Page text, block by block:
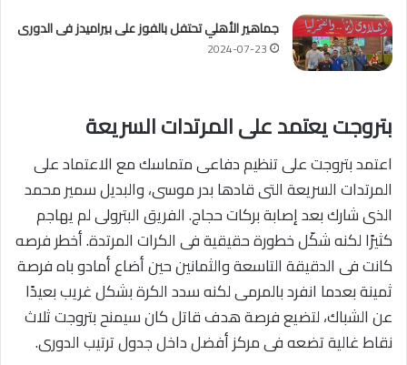
جماهير الأهلي تحتفل بالفوز على بيراميدز فى الدورى
2024-07-23
بتروجت يعتمد على المرتدات السريعة
اعتمد بتروجت على تنظيم دفاعى متماسك مع الاعتماد على
المرتدات السريعة التى قادها بدر موسى، والبديل سمير محمد
الذى شارك بعد إصابة بركات حجاج. الفريق البترولى لم يهاجم
كثيرًا لكنه شكّل خطورة حقيقية فى الكرات المرتدة. أخطر فرصه
كانت فى الدقيقة التاسعة والثمانين حين أضاع أمادو باه فرصة
ثمينة بعدما انفرد بالمرمى لكنه سدد الكرة بشكل غريب بعيدًا
عن الشباك، لتضيع فرصة هدف قاتل كان سيمنح بتروجت ثلاث
نقاط غالية تضعه فى مركز أفضل داخل جدول ترتيب الدورى.